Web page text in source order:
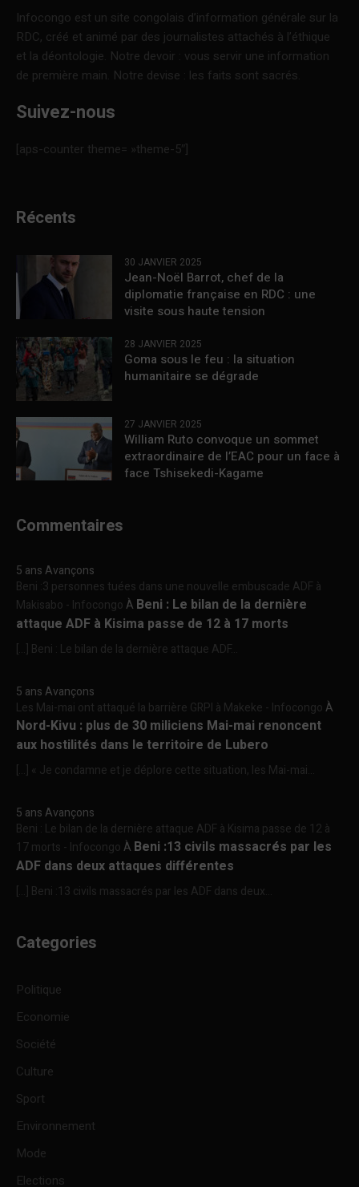
Infocongo est un site congolais d’information générale sur la
RDC, créé et animé par des journalistes attachés à l’éthique
et la déontologie. Notre devoir : vous servir une information
de première main. Notre devise : les faits sont sacrés.
Suivez-nous
[aps-counter theme= »theme-5″]
Récents
30 JANVIER 2025
Jean-Noël Barrot, chef de la
diplomatie française en RDC : une
visite sous haute tension
28 JANVIER 2025
Goma sous le feu : la situation
humanitaire se dégrade
27 JANVIER 2025
William Ruto convoque un sommet
extraordinaire de l’EAC pour un face à
face Tshisekedi-Kagame
Commentaires
5 ans Avançons
Beni :3 personnes tuées dans une nouvelle embuscade ADF à
Makisabo - InfocongoÀ Beni : Le bilan de la dernière
attaque ADF à Kisima passe de 12 à 17 morts
[…] Beni : Le bilan de la dernière attaque ADF...
5 ans Avançons
Les Mai-mai ont attaqué la barrière GRPI à Makeke - InfocongoÀ
Nord-Kivu : plus de 30 miliciens Mai-mai renoncent
aux hostilités dans le territoire de Lubero
[…] « Je condamne et je déplore cette situation, les Mai-mai...
5 ans Avançons
Beni : Le bilan de la dernière attaque ADF à Kisima passe de 12 à
17 morts - InfocongoÀ Beni :13 civils massacrés par les
ADF dans deux attaques différentes
[…] Beni :13 civils massacrés par les ADF dans deux...
Categories
Politique
Economie
Société
Culture
Sport
Environnement
Mode
Elections